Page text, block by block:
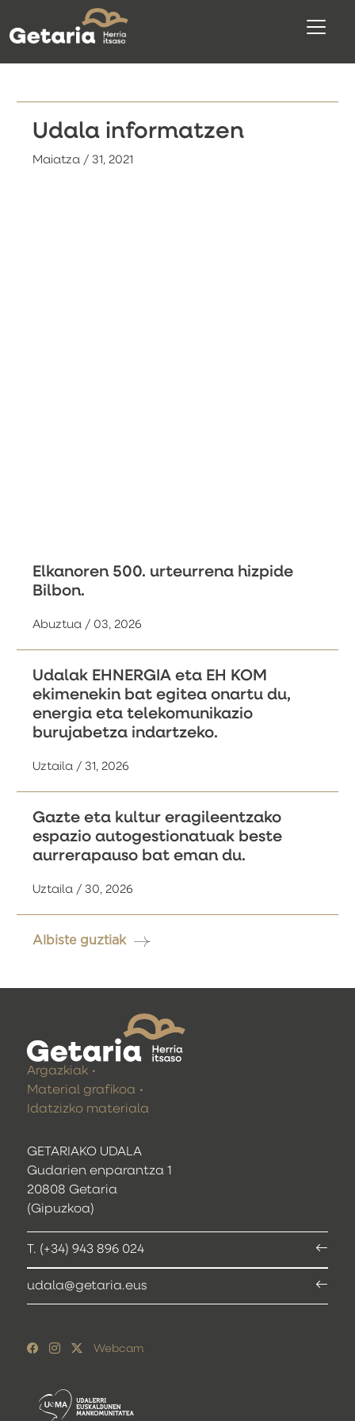
Udala informatzen
Maiatza / 31, 2021
Elkanoren 500. urteurrena hizpide
Bilbon.
Abuztua / 03, 2026
Udalak EHNERGIA eta EH KOM
ekimenekin bat egitea onartu du,
energia eta telekomunikazio
burujabetza indartzeko.
Uztaila / 31, 2026
Gazte eta kultur eragileentzako
espazio autogestionatuak beste
aurrerapauso bat eman du.
Uztaila / 30, 2026
Albiste guztiak
GETARIAKO UDALA
Gudarien enparantza 1
20808 Getaria
(Gipuzkoa)
T. (+34) 943 896 024
udala@getaria.eus
Argazkiak
Material grafikoa
Idatzizko materiala
Webcam